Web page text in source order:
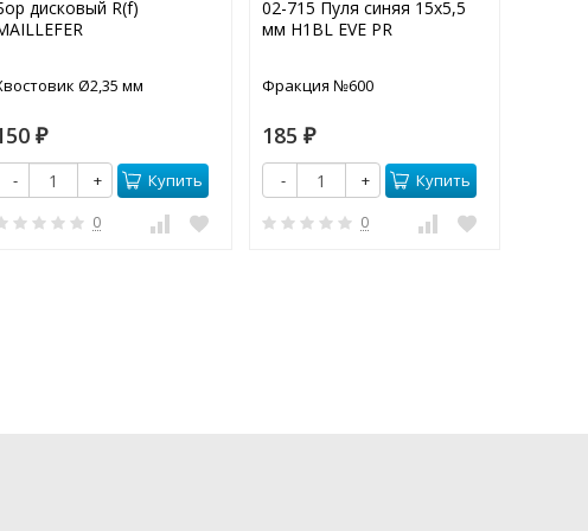
дисковый R(f)
Ø2,35 мм
₽
- + Купить
0
02-715 Пуля синяя 15х5,5
мм H1BL EVE PR
Фракция №600
185 ₽
- + Купить
0